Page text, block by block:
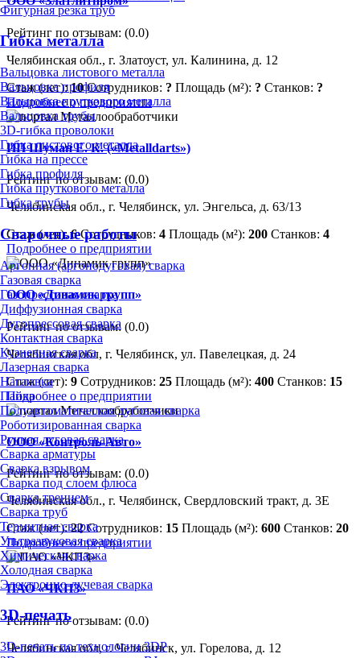
Фигурная резка труб
Гибка металла
Вальцовка листового металла
Вальцовка профиля
Вальцовка пруткового металла
Вальцовка трубы
3D-гибка проволоки
Гибка листового металла
Гибка на прессе
Гибка профиля
Гибка пруткового металла
Гибка трубы
Сварочные работы
Аргонная (аргонодуговая) сварка
Газовая сварка
Газопрессовая сварка
Диффузионная сварка
Дугопрессовая сварка
Контактная сварка
Кузнечная сварка
Лазерная сварка
Наплавка
Пайка
Полуавтоматическая дуговая сварка
Роботизированная сварка
Ручная дуговая сварка
Сварка арматуры
Сварка взрывом
Сварка под слоем флюса
Сварка трением
Сварка труб
Термитная сварка
Ультразвуковая сварка
Химическая сварка
Холодная сварка
Электронно-лучевая сварка
3D-печать
3D-печать по технологии 3DP
Рейтинг по отзывам: (0.0)
Челябинская обл., г. Златоуст, ул. Калинина, д. 12
Стаж (лет):10 Сотрудников: ? Площадь (м²): ? Станков: ?
Подробнее о предприятии
ИП Шуман Е. К. («Metalldarts»)
Рейтинг по отзывам: (0.0)
Челябинская обл., г. Челябинск, ул. Энгельса, д. 63/13
Стаж (лет):6 Сотрудников: 4 Площадь (м²): 200 Станков: 4
Подробнее о предприятии
ООО «Динамик групп»
Рейтинг по отзывам: (0.0)
Челябинская обл, г. Челябинск, ул. Павелецкая, д. 24
Стаж (лет): 9 Сотрудников: 25 Площадь (м²): 400 Станков: 15
Подробнее о предприятии
ООО «Контроль-Авто»
Рейтинг по отзывам: (0.0)
Челябинская обл., г. Челябинск, Свердловский тракт, д. 3Е
Стаж (лет):22 Сотрудников: 15 Площадь (м²): 600 Станков: 20
Подробнее о предприятии
ПАО «ЧКПЗ»
Рейтинг по отзывам: (0.0)
Челябинская обл, г. Челябинск, ул. Горелова, д. 12